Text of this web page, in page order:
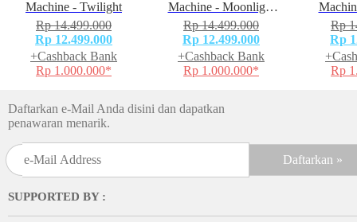
Machine - Twilight
Rp 14.499.000
Rp 12.499.000
+Cashback Bank
Rp 1.000.000*
Machine - Moonlight
White
Rp 14.499.000
Rp 12.499.000
+Cashback Bank
Rp 1.000.000*
Rp
Rp
Rp
Daftarkan e-Mail Anda disini dan dapatkan
penawaran menarik.
SUPPORTED BY :